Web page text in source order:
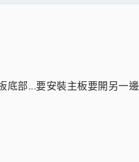
底部...要安裝主板要開另一邊